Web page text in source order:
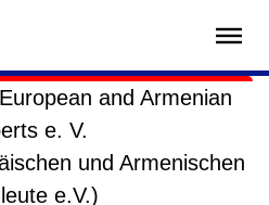
and Armenian
e. V.
und Armenischen
e.V.)